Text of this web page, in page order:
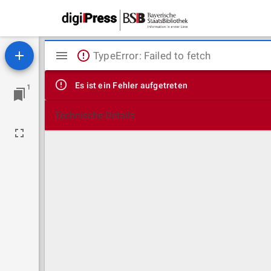
1
Mirador
Viewer
TypeError: Failed to fetch
Es ist ein Fehler aufgetreten
Technische Details